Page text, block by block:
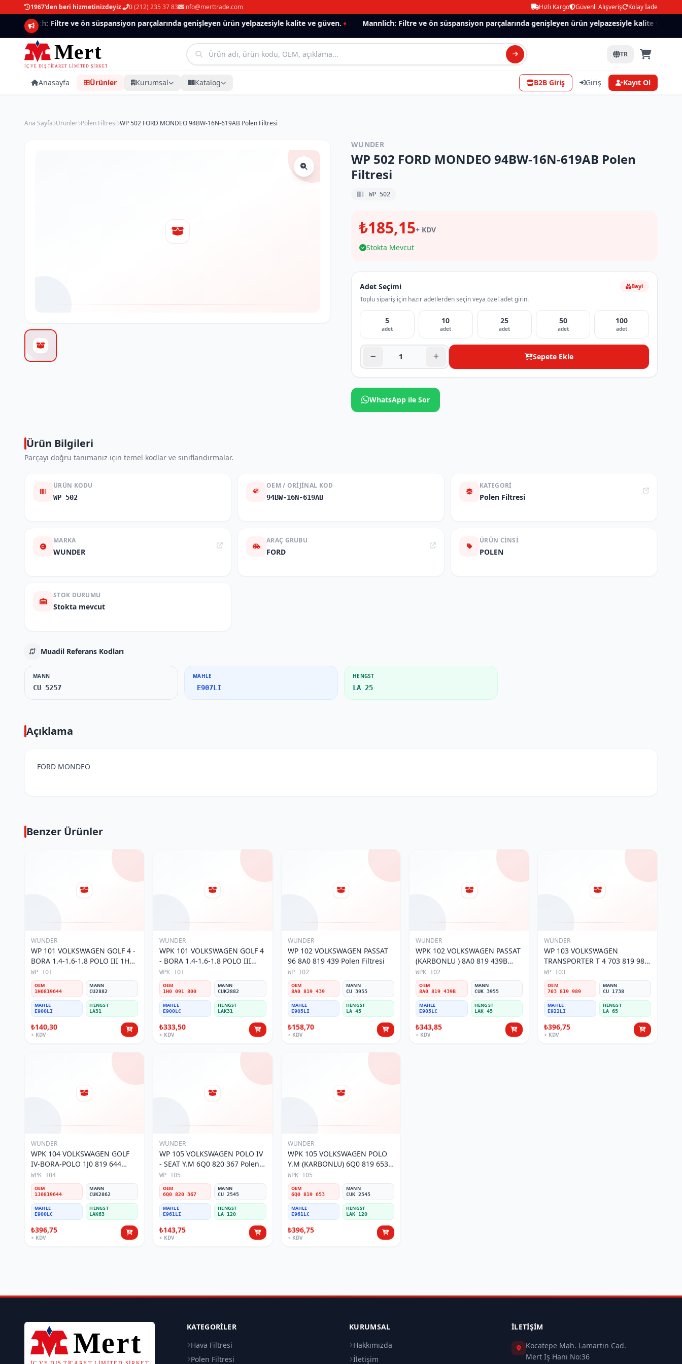
1967'den beri hizmetinizdeyiz. 0 (212) 235 37 83 info@merttrade.com Hızlı Kargo Güvenli Alışveriş Kolay İade
Mannlich: Filtre ve ön süspansiyon parçalarında genişleyen ürün yelpazesiyle kalite ve güven. Mannlich: Filtre ve ön süspansiyon parçalarında genişleyen ürün yelpazesiyle kalite ve güven.
TR
Anasayfa Ürünler Kurumsal Katalog B2B Giriş Giriş Kayıt Ol
Ana Sayfa Ürünler Polen Filtresi WP 502 FORD MONDEO 94BW-16N-619AB Polen Filtresi
WUNDER
WP 502 FORD MONDEO 94BW-16N-619AB Polen
Filtresi
WP 502
₺185,15+ KDV
Stokta Mevcut
Adet Seçimi
Toplu sipariş için hazır adetlerden seçin veya özel adet girin.
Bayi
5
adet
10
adet
25
adet
50
adet
100
adet
Sepete Ekle
WhatsApp ile Sor
Ürün Bilgileri
Parçayı doğru tanımanız için temel kodlar ve sınıflandırmalar.
ÜRÜN KODU
WP 502
OEM / ORIJINAL KOD
94BW-16N-619AB
KATEGORI
Polen Filtresi
MARKA
WUNDER
ARAÇ GRUBU
FORD
ÜRÜN CINSI
POLEN
STOK DURUMU
Stokta mevcut
Muadil Referans Kodları
MANN
CU 5257
MAHLE
E907LI
HENGST
LA 25
Açıklama
FORD MONDEO
Benzer Ürünler
WUNDER
WP 101 VOLKSWAGEN GOLF 4 -
BORA 1.4-1.6-1.8 POLO III 1H0
819 644 Polen Filtresi
WP 101
OEM
1H0819644
MANN
CU2882
MAHLE
E900LI
HENGST
LA31
₺140,30
+ KDV
WUNDER
WPK 101 VOLKSWAGEN GOLF 4
- BORA 1.4-1.6-1.8 POLO III
KARBONLU 1H0 091 800 Polen
Filtresi
WPK 101
OEM
1H0 091 800
MANN
CUK2882
MAHLE
E900LC
HENGST
LAK31
₺333,50
+ KDV
WUNDER
WP 102 VOLKSWAGEN PASSAT
96 8A0 819 439 Polen Filtresi
WP 102
OEM
8A0 819 439
MANN
CU 3955
MAHLE
E905LI
HENGST
LA 45
₺158,70
+ KDV
WUNDER
WPK 102 VOLKSWAGEN PASSAT
(KARBONLU ) 8A0 819 439B
Polen Filtresi
WPK 102
OEM
8A0 819 439B
MANN
CUK 3955
MAHLE
E905LC
HENGST
LAK 45
₺343,85
+ KDV
WUNDER
WP 103 VOLKSWAGEN
TRANSPORTER T 4 703 819 989
Polen Filtresi
WP 103
OEM
703 819 989
MANN
CU 1738
MAHLE
E922LI
HENGST
LA 65
₺396,75
+ KDV
WUNDER
WPK 104 VOLKSWAGEN GOLF
IV-BORA-POLO 1J0 819 644
Polen Filtresi
WPK 104
OEM
1J0819644
MANN
CUK2862
MAHLE
E900LC
HENGST
LAK63
₺396,75
+ KDV
WUNDER
WP 105 VOLKSWAGEN POLO IV
- SEAT Y.M 6Q0 820 367 Polen
Filtresi
WP 105
OEM
6Q0 820 367
MANN
CU 2545
MAHLE
E961LI
HENGST
LA 120
₺143,75
+ KDV
WUNDER
WPK 105 VOLKSWAGEN POLO
Y.M (KARBONLU) 6Q0 819 653
Polen Filtresi
WPK 105
OEM
6Q0 819 653
MANN
CUK 2545
MAHLE
E961LC
HENGST
LAK 120
₺396,75
+ KDV
KATEGORILER
Hava Filtresi
Polen Filtresi
KURUMSAL
Hakkımızda
İletişim
İLETIŞIM
Kocatepe Mah. Lamartin Cad.
Mert İş Hanı No:36